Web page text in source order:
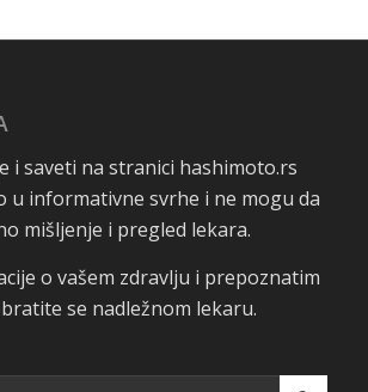
i saveti na stranici hashimoto.rs
u informativne svrhe i ne mogu da
mišljenje i pregled lekara.
o vašem zdravlju i prepoznatim
se nadležnom lekaru.